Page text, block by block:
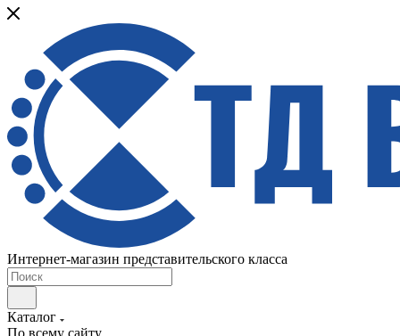
Интернет-магазин представительского класса
Каталог
По всему сайту